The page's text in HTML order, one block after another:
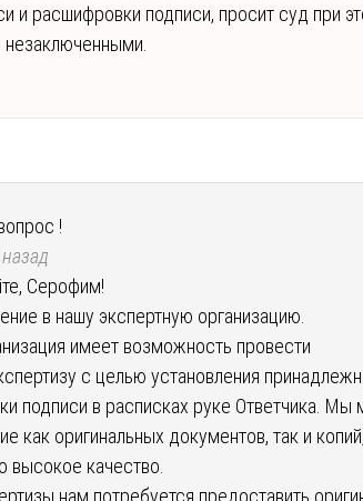
и расшифровки подписи, просит суд при
!
Серофим!
в нашу экспертную организацию.
имеет возможность провести
с целью установления
подписи в расписках руке Ответчика.
как оригинальных документов, так и
высокое качество.
нам потребуется предоставить